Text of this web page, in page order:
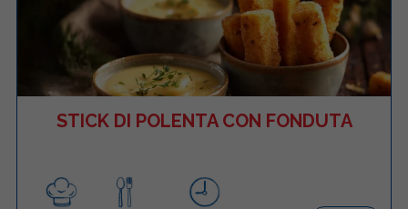
STICK DI POLENTA CON FONDUTA